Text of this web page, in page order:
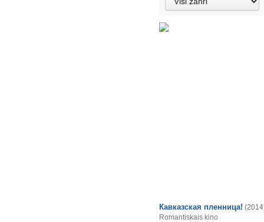
Кавказская пленница!
Romantiskais kino